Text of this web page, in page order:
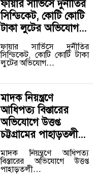
ফায়ার সার্ভিসে দুর্নীতির
সিন্ডিকেট, কোটি কোটি
টাকা লুটের অভিযোগ...
ফায়ার সার্ভিসে দুর্নীতির
সিন্ডিকেট, কোটি কোটি টাকা
লুটের অভিযোগ…
মাদক নিয়ন্ত্রণে
আধিপত্য বিস্তারের
অভিযোগে উত্তপ্ত
চট্টগ্রামের পাহাড়তলী...
মাদক নিয়ন্ত্রণে আধিপত্য
বিস্তারের অভিযোগে উত্তপ্ত
পাহাড়তলী…